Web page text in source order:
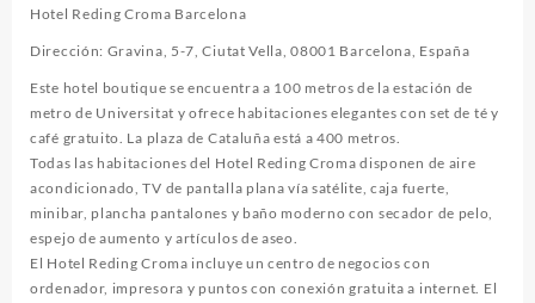
Hotel Reding Croma Barcelona
Dirección: Gravina, 5-7, Ciutat Vella, 08001 Barcelona, España
Este hotel boutique se encuentra a 100 metros de la estación de
metro de Universitat y ofrece habitaciones elegantes con set de té y
café gratuito. La plaza de Cataluña está a 400 metros.
Todas las habitaciones del Hotel Reding Croma disponen de aire
acondicionado, TV de pantalla plana vía satélite, caja fuerte,
minibar, plancha pantalones y baño moderno con secador de pelo,
espejo de aumento y artículos de aseo.
El Hotel Reding Croma incluye un centro de negocios con
ordenador, impresora y puntos con conexión gratuita a internet. El